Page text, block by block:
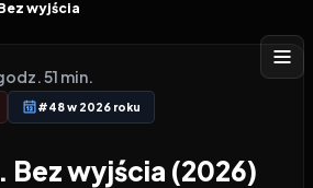
wyjścia
51 min.
#48 w 2026 roku
Bez wyjścia (2026)